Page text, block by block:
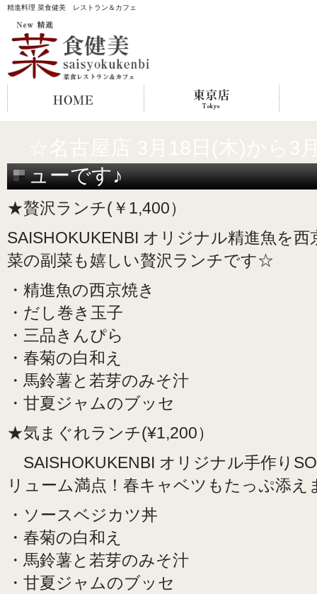
精進料理 菜食健美 レストラン＆カフェ
☆名古屋店 3月18日(木)から3
ューです♪
★贅沢ランチ(￥1,400）
SAISHOKUKENBI オリジナル精進魚を
菜の副菜も嬉しい贅沢ランチです☆
・精進魚の西京焼き
・だし巻き玉子
・三品きんぴら
・春菊の白和え
・馬鈴薯と若芽のみそ汁
・甘夏ジャムのブッセ
★気まぐれランチ(¥1,200）
SAISHOKUKENBI オリジナル手作り
リューム満点！春キャベツもたっぷ添
・ソースベジカツ丼
・春菊の白和え
・馬鈴薯と若芽のみそ汁
・甘夏ジャムのブッセ